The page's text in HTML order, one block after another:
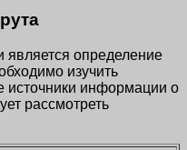
определение
изучить
источники информации о
рассмотреть